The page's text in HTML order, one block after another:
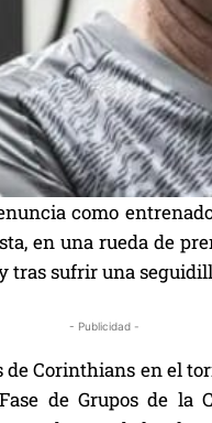
como
en una rueda de
tras sufrir una
- Publicidad -
Corinthians en el
de Grupos de la